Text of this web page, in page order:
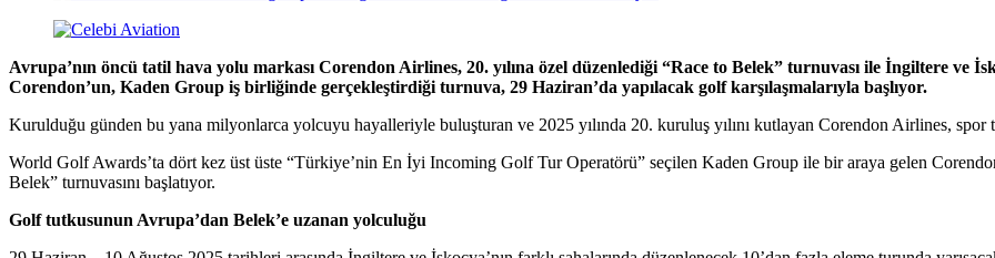
Avrupa’nın öncü tatil hava yolu markası Corendon Airlines, 20. yılına özel düzenlediği “Race to Belek” turnuvası ile İngiltere ve
Corendon’un, Kaden Group iş birliğinde gerçekleştirdiği turnuva, 29 Haziran’da yapılacak golf karşılaşmalarıyla başlıyor.
Kurulduğu günden bu yana milyonlarca yolcuyu hayalleriyle buluşturan ve 2025 yılında 20. kuruluş yılını kutlayan Corendon Airlines, spor
World Golf Awards’ta dört kez üst üste “Türkiye’nin En İyi Incoming Golf Tur Operatörü” seçilen Kaden Group ile bir araya gelen
Belek” turnuvasını başlatıyor.
Golf tutkusunun Avrupa’dan Belek’e uzanan yolculuğu